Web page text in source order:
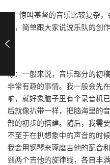
9、惊叫基督的音乐比较复杂
难，简单跟大家说说乐队的创
陈：一般来说，音乐部分的初
非常有趣的事情。我一般会先
响，就好象脑子里有个录音机
后就像扒带一样，把脑海里的
部的初步的搭建。随后，我需
不至于在扒想象中的声音的时
我会用钢琴来琢磨吉他的配合
到两个吉他的旋律线，各自丰